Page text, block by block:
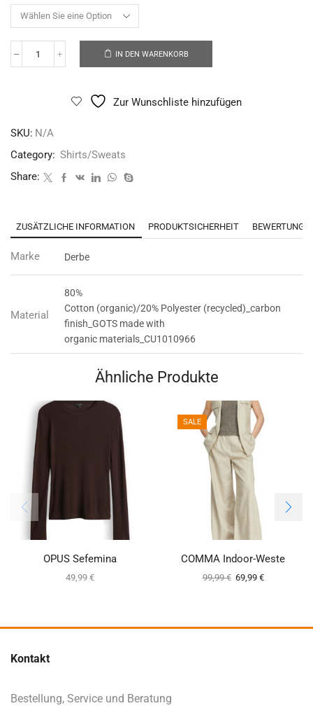
IN DEN WARENKORB
Zur Wunschliste hinzufügen
SKU: N/A
Category: Shirts/Sweats
Share:
ZUSÄTZLICHE INFORMATION PRODUKTSICHERHEIT
Marke Derbe
Material
80%
Cotton (organic)/20% Polyester (recycled)_carbon
finish_GOTS made with
organic materials_CU1010966
Ähnliche Produkte
OPUS Sefemina
49,99 €
SALE
COMMA Indoor-Weste
99,99€ 69,99 €
Kontakt
Bestellung, Service und Beratung